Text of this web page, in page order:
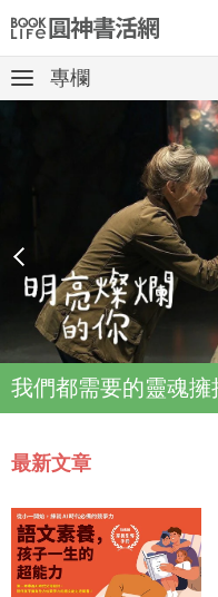
原子習
Netflix話題章魚小說！
專欄
prev
最新文章